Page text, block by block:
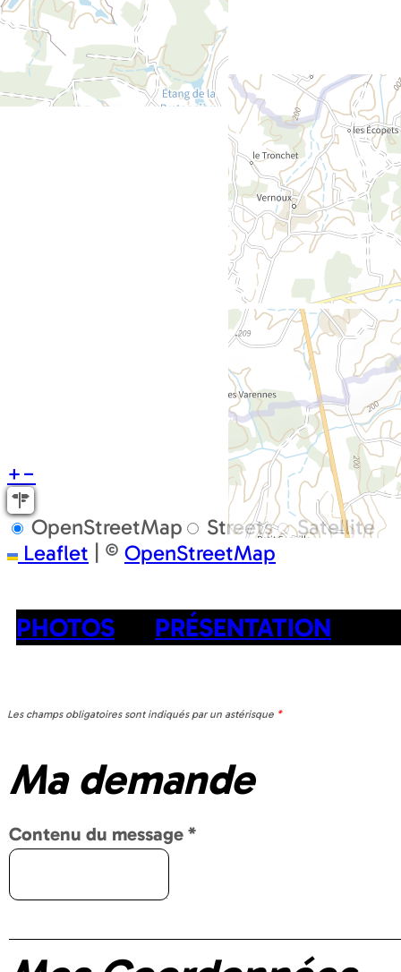
+−
OpenStreetMap Streets
Satellite
Leaflet | © OpenStreetMap
PHOTOS PRÉSENTATION
Les champs obligatoires sont indiqués par un astérisque *
Ma demande
Contenu du message *